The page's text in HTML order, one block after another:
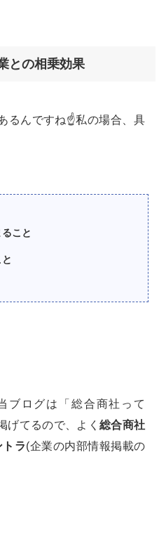
との相乗効果
るんですね☝️私の場合、具
こと
ブログは「総合商社って
げてるので、よく 総合商社
ラ(企業の内部情報掲載の